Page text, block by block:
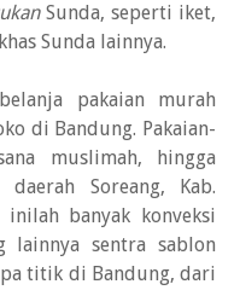
Sunda, seperti iket,
Sunda lainnya.
pakaian murah
di Bandung. Pakaian-
muslimah, hingga
Soreang, Kab.
inilah banyak konveksi
lainnya sentra sablon
titik di Bandung, dari